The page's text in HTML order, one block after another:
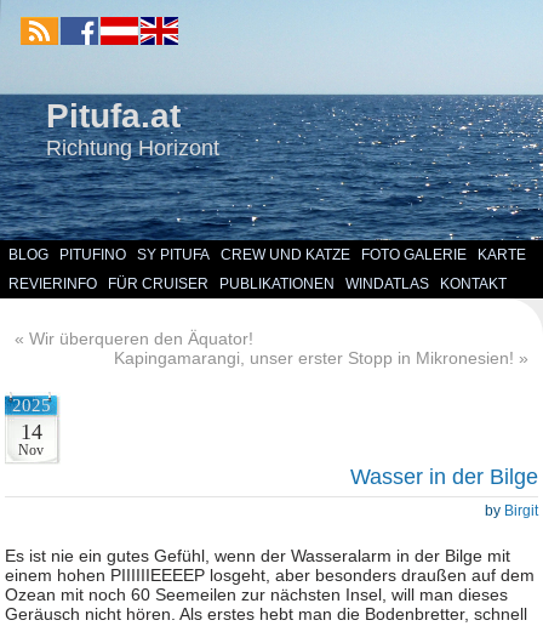
Pitufa.at
Richtung Horizont
BLOG PITUFINO SY PITUFA CREW UND KATZE FOTO GALERIE
KARTE
REVIERINFO
FÜR CRUISER PUBLIKATIONEN WINDATLAS KONTAKT
« Wir überqueren den Äquator!
Kapingamarangi, unser erster Stopp in Mikronesien! »
2025
14
Nov
Wasser in der Bilge
by Birgit
Es ist nie ein gutes Gefühl, wenn der Wasseralarm in der Bilge mit
einem hohen PIIIIIIEEEEP losgeht, aber besonders draußen auf dem
Ozean mit noch 60 Seemeilen zur nächsten Insel, will man dieses
Geräusch nicht hören. Als erstes hebt man die Bodenbretter, schnell